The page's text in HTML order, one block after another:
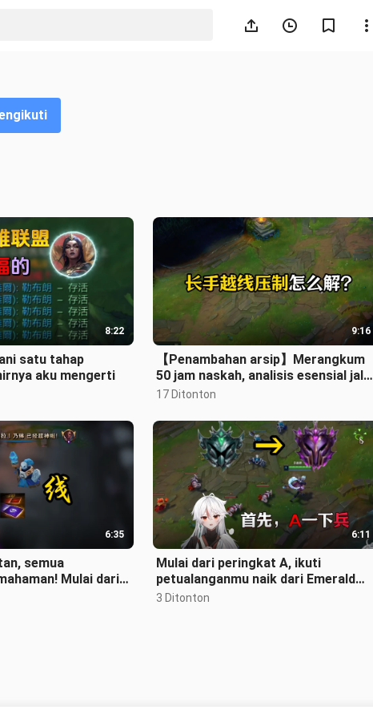
8:22
satu tahap
aku mengerti
9:16
【Penambahan arsip】Merangkum
50 jam naskah, analisis esensial jalur
pasukan dalam 9 menit
17 Ditonton
6:35
semua
Mulai dari
jadilah master
6:11
Mulai dari peringkat A, ikuti
petualanganmu naik dari Emerald
hingga Master!
3 Ditonton